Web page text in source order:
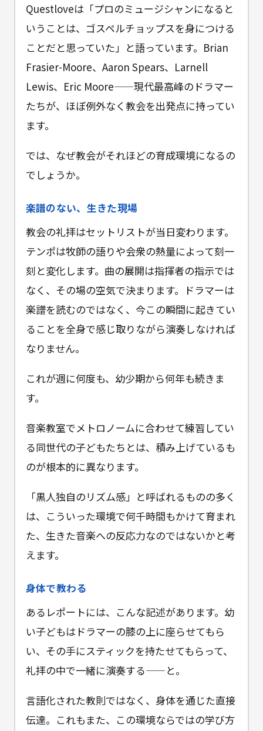
Questloveは「プロのミュージシャンになると
いうことは、ゴスペルチョップスを身につける
ことだと思っていた」と語っています。Brian
Frasier-Moore、Aaron Spears、Larnell
Lewis、Eric Moore——現代最高峰のドラマー
たちが、ほぼ例外なく教会を出発点に持ってい
ます。
では、なぜ教会がそれほどの育成環境になるの
でしょうか。
楽譜のない、生きた現場
教会の礼拝はセットリストが当日変わります。
テンポは牧師の語りや会衆の熱量によって刻一
刻と変化します。曲の展開は指揮者の指示では
なく、その場の空気で決まります。ドラマーは
楽譜を読むのではなく、今この瞬間に起きてい
ることを全身で感じ取りながら演奏しなければ
なりません。
これが週に何度も、幼少期から何年も続きま
す。
音楽教室でメトロノームに合わせて練習してい
る同世代の子どもたちとは、積み上げているも
のが根本的に異なります。
「黒人独自のリズム感」と呼ばれるものの多く
は、こういった環境で何千時間もかけて育まれ
た、生きた音楽への反応力なのではないかと考
えます。
身体で教わる
あるレポートには、こんな記述があります。幼
い子どもはドラマーの膝の上に座らせてもら
い、その手にスティックを持たせてもらって、
礼拝の中で一緒に演奏する——と。
言語化された教則ではなく、身体を通じた直接
伝達。これもまた、この環境ならではの学び方